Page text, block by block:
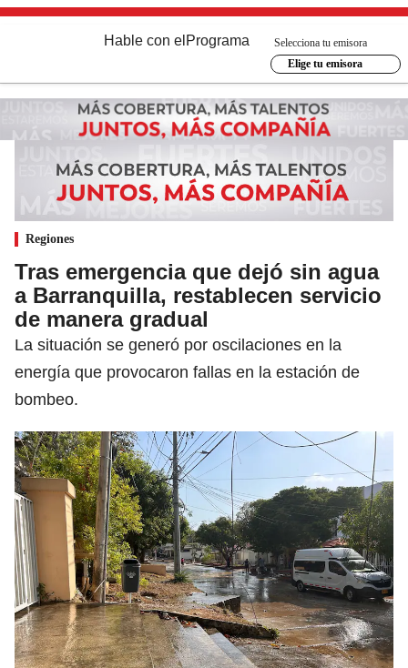
Hable con el Programa
Selecciona tu emisora
Elige tu emisora
Regiones
Tras emergencia que dejó sin agua
a Barranquilla, restablecen servicio
de manera gradual
La situación se generó por oscilaciones en la
energía que provocaron fallas en la estación de
bombeo.